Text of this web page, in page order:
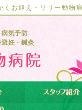
くお迎え・リリー動物
気予防
妊・鍼灸